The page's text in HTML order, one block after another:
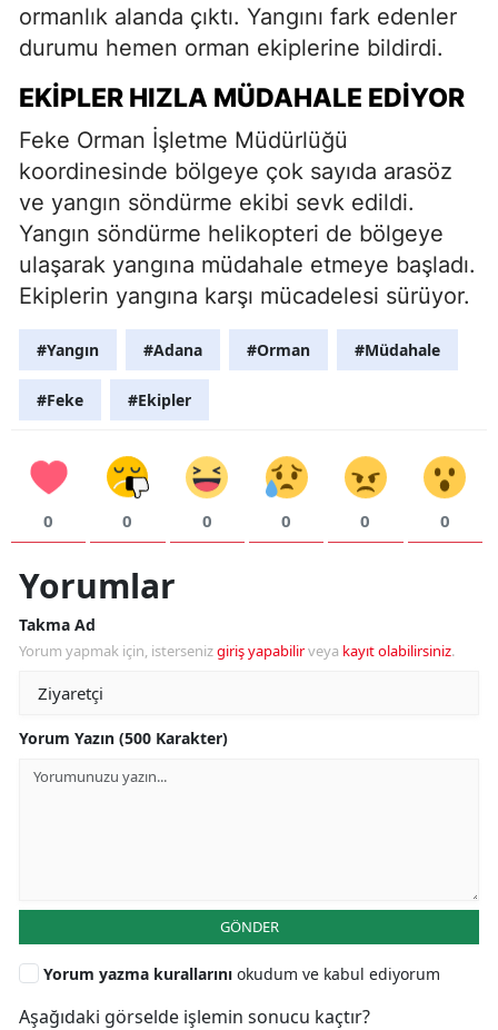
ormanlık alanda çıktı. Yangını fark edenler
durumu hemen orman ekiplerine bildirdi.
EKIPLER HIZLA MÜDAHALE EDIYOR
Feke Orman İşletme Müdürlüğü
koordinesinde bölgeye çok sayıda arasöz
ve yangın söndürme ekibi sevk edildi.
Yangın söndürme helikopteri de bölgeye
ulaşarak yangına müdahale etmeye başladı.
Ekiplerin yangına karşı mücadelesi sürüyor.
#Yangın #Adana #Orman #Müdahale
#Feke #Ekipler
0 0 0 0 0 0
Yorumlar
Takma Ad
Yorum yapmak için, istersenizgiriş yapabilirveya kayıt olabilirsiniz.
Yorum Yazın (500 Karakter)
GÖNDER
Yorum yazma kurallarını okudum ve kabul ediyorum
Aşağıdaki görselde işlemin sonucu kaçtır?